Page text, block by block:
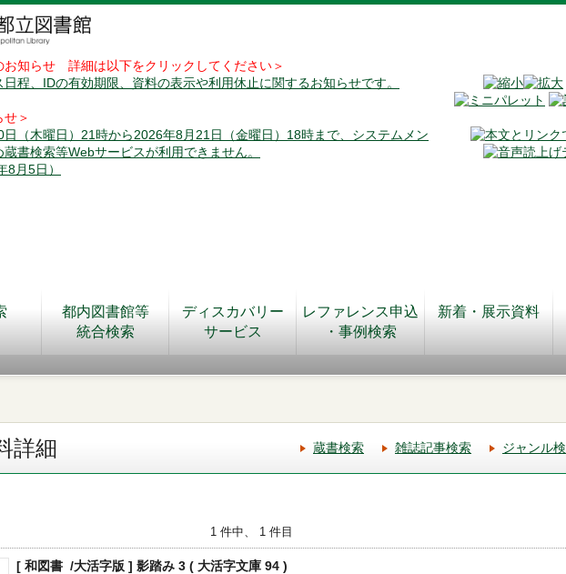
お知らせ 詳細は以下をクリックしてください＞
日程、IDの有効期限、資料の表示や利用休止に関するお知らせです。
せ＞
日（木曜日）21時から2026年8月21日（金曜日）18時まで、システムメン
書検索等Webサービスが利用できません。
月5日）
都内図書館等
統合検索
ディスカバリー
サービス
レファレンス申込
・事例検索
新着・展示資料
詳細 蔵書検索 雑誌記事検索 ジャンル
1 件中、 1 件目
[ 和図書 /大活字版 ] 影踏み 3 ( 大活字文庫 94 )